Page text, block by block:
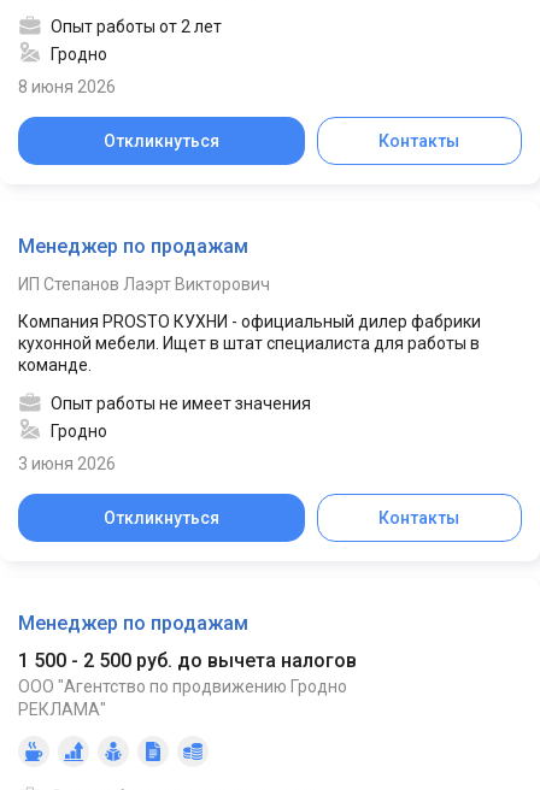
Опыт работы от 2 лет
Гродно
8 июня 2026
Откликнуться Контакты
Менеджер по продажам
ИП Степанов Лаэрт Викторович
Компания PROSTO КУХНИ - официальный дилер фабрики
кухонной мебели. Ищет в штат специалиста для работы в
команде.
Опыт работы не имеет значения
Гродно
3 июня 2026
Откликнуться Контакты
Менеджер по продажам
1 500 - 2 500 руб. до вычета налогов
ООО "Агентство по продвижению Гродно
РЕКЛАМА"